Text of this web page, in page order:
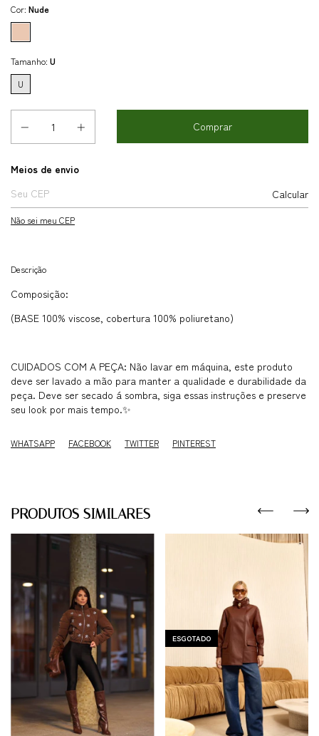
Cor: Nude
Tamanho: U
U
Entregas para o CEP:
Meios de envio
Calcular
Não sei meu CEP
Descrição
Composição:
(BASE 100% viscose, cobertura 100% poliuretano)
CUIDADOS COM A PEÇA: Não lavar em máquina, este produto
deve ser lavado a mão para manter a qualidade e durabilidade da
peça. Deve ser secado á sombra, siga essas instruções e preserve
seu look por mais tempo.✨
WHATSAPP FACEBOOK TWITTER PINTEREST
PRODUTOS SIMILARES
ESGOTADO